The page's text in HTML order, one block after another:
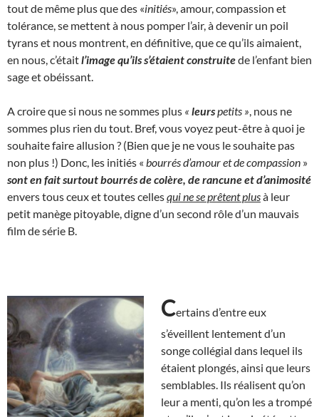
tout de même plus que des «initiés», amour, compassion et
tolérance, se mettent à nous pomper l’air, à devenir un poil
tyrans et nous montrent, en définitive, que ce qu’ils aimaient,
en nous, c’étaitl’image qu’ils s’étaient construitede l’enfant bien
sage et obéissant.
A croire que si nous ne sommes plus « leurspetits » , nous ne
sommes plus rien du tout. Bref, vous voyez peut-être à quoi je
souhaite faire allusion ? (Bien que je ne vous le souhaite pas
non plus !) Donc, les initiés « bourrés d’amour et de compassion »
sont en fait surtout bourrés de colère, de rancune et d’animosité
envers tous ceux et toutes cellesqui ne se prêtent plusà leur
petit manège pitoyable, digne d’un second rôle d’un mauvais
film de série B.
Certains d’entre eux
s’éveillent lentement d’un
songe collégial dans lequel ils
étaient plongés, ainsi que leurs
semblables. Ils réalisent qu’on
leur a menti, qu’on les a trompé